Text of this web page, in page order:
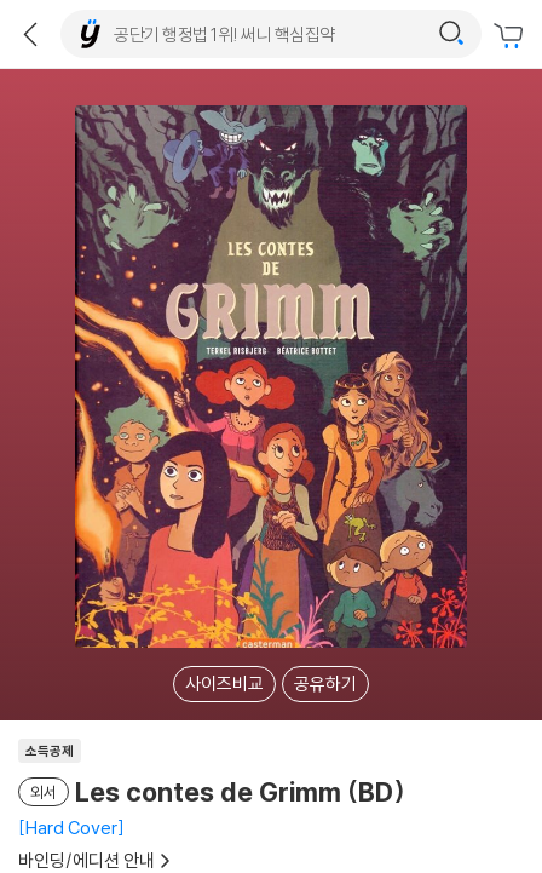
사이즈비교 공유하기
소득공제
외서 Les contes de Grimm (BD)
Hard Cover
바인딩/에디션 안내